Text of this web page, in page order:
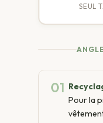
SEUL
01
Pour la